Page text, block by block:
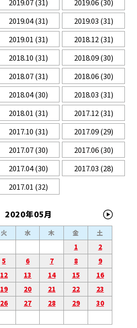
2019.07(31) 2019.06(30)
2019.04(31) 2019.03 (31)
2019.01 (31) 2018.12(31)
2018.10 (31) 2018.09(30)
2018.07(31) 2018.06(30)
2018.04(30) 2018.03 (31)
2018.01 (31) 2017.12(31)
2017.10 (31) 2017.09(29)
2017.07(30) 2017.06(30)
2017.04(30) 2017.03 (28)
2017.01 (32)
2020年05月
火 水 木 金
土
1
2
5 6 7 8
9
12 13 14 15
16
19 20 21 22
23
26 27 28 29
30